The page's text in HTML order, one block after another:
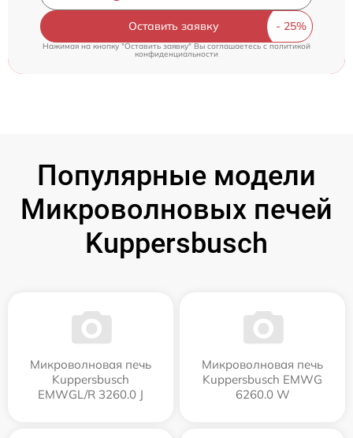
Оставить заявку
Нажимая на кнопку "Оставить заявку" Вы соглашаетесь c политикой
конфиденциальности
Популярные модели
Микроволновых печей
Kuppersbusch
Микроволновая печь
Kuppersbusch
EMWGL/R 3260.0 J
Микроволновая печь
Kuppersbusch EMWG
6260.0 W